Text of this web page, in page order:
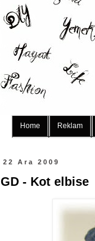
Home Reklam
22 Ara 2009
GD - Kot elbise